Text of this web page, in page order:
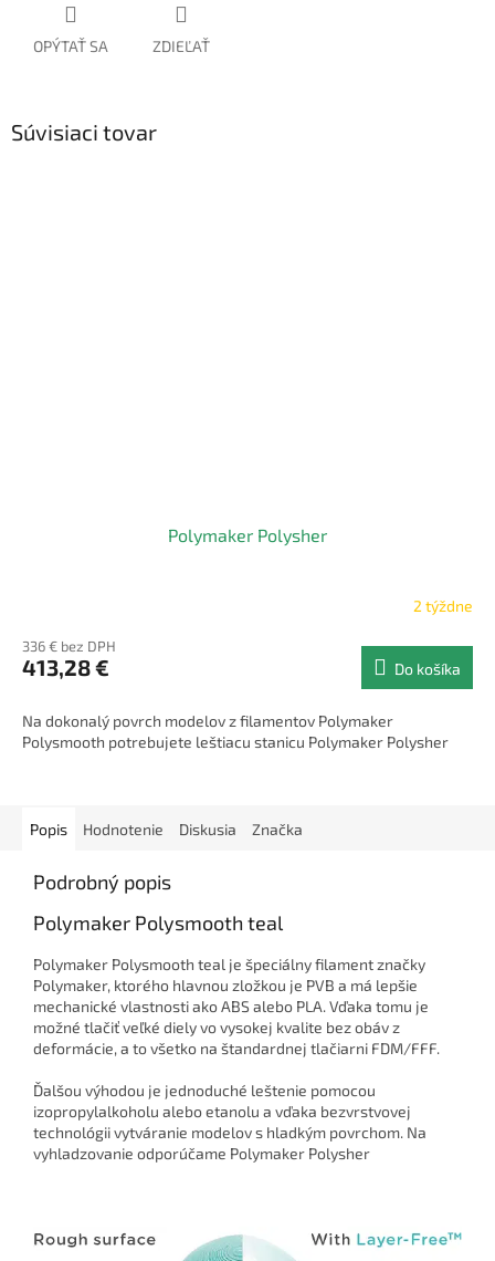
OPÝTAŤ SA ZDIEĽAŤ
Súvisiaci tovar
Polymaker Polysher
2 týždne
336 € bez DPH
413,28 € Do košíka
Na dokonalý povrch modelov z filamentov Polymaker
Polysmooth potrebujete leštiacu stanicu Polymaker Polysher
Popis Hodnotenie Diskusia Značka
Podrobný popis
Polymaker Polysmooth teal
Polymaker Polysmooth teal je špeciálny filament značky
Polymaker, ktorého hlavnou zložkou je PVB a má lepšie
mechanické vlastnosti ako ABS alebo PLA. Vďaka tomu je
možné tlačiť veľké diely vo vysokej kvalite bez obáv z
deformácie, a to všetko na štandardnej tlačiarni FDM/FFF.
Ďalšou výhodou je jednoduché leštenie pomocou
izopropylalkoholu alebo etanolu a vďaka bezvrstvovej
technológii vytváranie modelov s hladkým povrchom. Na
vyhladzovanie odporúčame Polymaker Polysher